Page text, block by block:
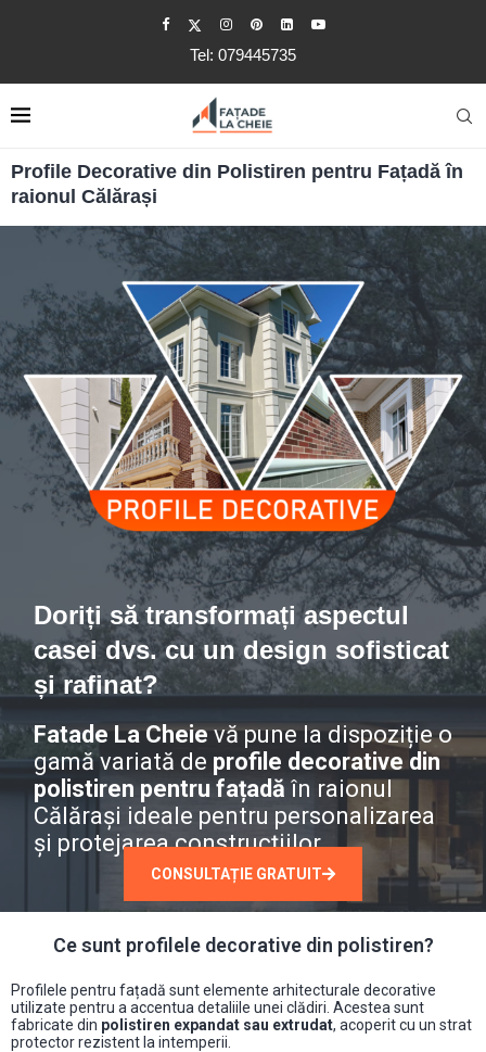
Tel: 079445735
Profile Decorative din Polistiren pentru Fațadă în
raionul Călărași
Doriți să transformați aspectul
casei dvs. cu un design sofisticat
și rafinat?
Fatade La Cheievă pune la dispoziție o
gamă variată de profile decorative din
polistiren pentru fațadă în raionul
Călărași ideale pentru personalizarea
și protejarea construcțiilor.
CONSULTAȚIE GRATUIT
Ce sunt profilele decorative din polistiren?
Profilele pentru fațadă sunt elemente arhitecturale decorative
utilizate pentru a accentua detaliile unei clădiri. Acestea sunt
fabricate din polistiren expandat sau extrudat, acoperit cu un strat
protector rezistent la intemperii.